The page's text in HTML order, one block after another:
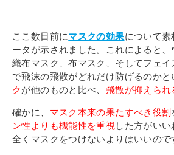
1号館総合受付：〒194-0022 東京都
TEL：042-729-1026 (平日8時30
ここ数日前にマスクの効果について
ータが示されました。これによると
織布マスク、布マスク、そしてフェ
で飛沫の飛散がどれだけ防げるのかと
クが他のものと比べ、 飛散が抑えられ
確かに、 マスク本来の果たすべき役割
ン性よりも機能性を重視 した方がい
全くマスクをつけないよりはいいので